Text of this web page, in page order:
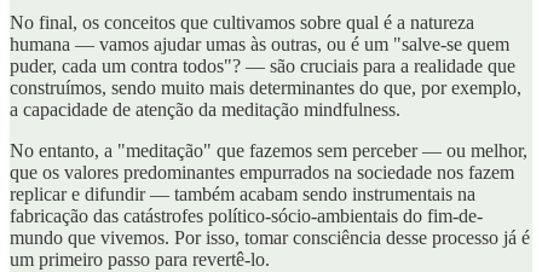
No final, os conceitos que cultivamos sobre qual é a natureza
humana — vamos ajudar umas às outras, ou é um "salve-se quem
puder, cada um contra todos"? — são cruciais para a realidade que
construímos, sendo muito mais determinantes do que, por exemplo,
a capacidade de atenção da meditação mindfulness.
No entanto, a "meditação" que fazemos sem perceber — ou melhor,
que os valores predominantes empurrados na sociedade nos fazem
replicar e difundir — também acabam sendo instrumentais na
fabricação das catástrofes político-sócio-ambientais do fim-de-
mundo que vivemos. Por isso, tomar consciência desse processo já é
um primeiro passo para revertê-lo.